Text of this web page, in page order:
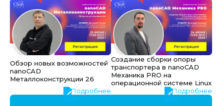
Обзор новых возможностей
nanoCAD
Металлоконструкции 26
Подробнее
Создание сборки опоры
транспортера в nanoCAD
Механика PRO на
операционной системе Linux
Подробнее